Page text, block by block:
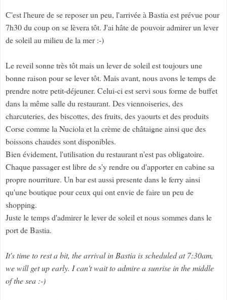
C'est l'heure de se reposer un peu, l'arrivée à Bastia est prévue pour
7h30 du coup on se lèvera tôt. J'ai hâte de pouvoir admirer un lever
de soleil au milieu de la mer :-)
Le reveil sonne très tôt mais un lever de soleil est toujours une
bonne raison pour se lever tôt. Mais avant, nous avons le temps de
prendre notre petit-déjeuner. Celui-ci est servi sous forme de buffet
dans la même salle du restaurant. Des viennoiseries, des
charcuteries, des biscottes, des fruits, des yaourts et des produits
Corse comme la Nuciola et la crème de châtaigne ainsi que des
boissons chaudes sont disponibles.
Bien évidement, l'utilisation du restaurant n'est pas obligatoire.
Chaque passager est libre de s'y rendre ou d'apporter en cabine sa
propre nourriture. Un bar est aussi presente dans le ferry ainsi
qu'une boutique pour ceux qui ont envie de faire un peu de
shopping.
Juste le temps d'admirer le lever de soleil et nous sommes dans le
port de Bastia.
It's time to rest a bit, the arrival in Bastia is scheduled at 7:30am,
we will get up early. I can't wait to admire a sunrise in the middle
of the sea :-)